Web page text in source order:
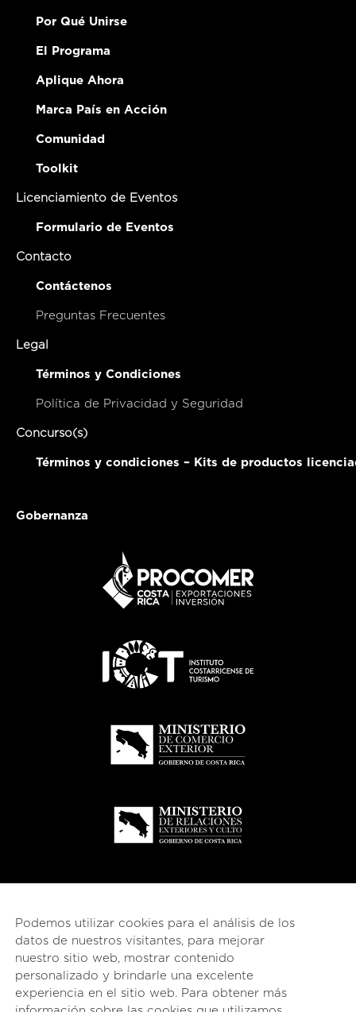
Por Qué Unirse
El Programa
Aplique Ahora
Marca País en Acción
Comunidad
Toolkit
Licenciamiento de Eventos
Formulario de Eventos
Contacto
Contáctenos
Preguntas Frecuentes
Legal
Términos y Condiciones
Política de Privacidad y Seguridad
Concurso(s)
Términos y condiciones – Kits de productos
Gobernanza
Podemos utilizar cookies para el análisis de los
datos de nuestros visitantes, para mejorar
nuestro sitio web, mostrar contenido
personalizado y brindarle una excelente
experiencia en el sitio web. Para obtener más